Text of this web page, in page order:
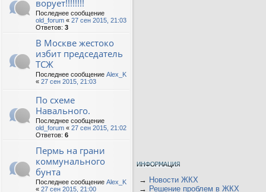
ворует!!!!!!!!
Последнее сообщение
old_forum « 27 сен 2015, 21:03
Ответов: 3
В Москве жестоко
избит председатель
ТСЖ
Последнее сообщение Alex_K
« 27 сен 2015, 21:03
По схеме
Навального.
Последнее сообщение
old_forum « 27 сен 2015, 21:02
Ответов: 6
Пермь на грани
коммунального
бунта
Последнее сообщение Alex_K
« 27 сен 2015, 21:00
→ Новости ЖКХ
→ Решение проблем в ЖКХ